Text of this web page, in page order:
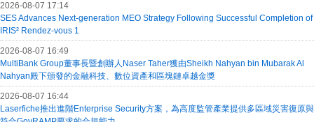
2026-08-07 17:14
SES Advances Next-generation MEO Strategy Following Successful Completion of
IRIS² Rendez-vous 1
2026-08-07 16:49
MultiBank Group董事長暨創辦人Naser Taher獲由Sheikh Nahyan bin Mubarak Al
Nahyan殿下頒發的金融科技、數位資產和區塊鏈卓越金獎
2026-08-07 16:44
Laserfiche推出進階Enterprise Security方案，為高度監管產業提供多區域災害復原與